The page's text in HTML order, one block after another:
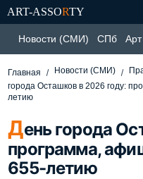
ART-ASSORTY
Новости (СМИ) СПб Арт
Главная Новости (СМИ)
города Осташков в 2026 году:
летию
День города
программа,
655-летию